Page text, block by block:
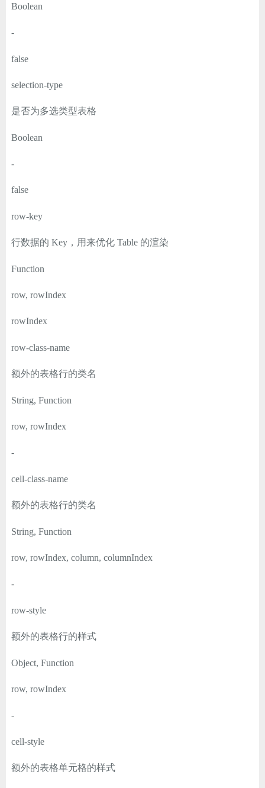
Boolean
-
false
selection-type
是否为多选类型表格
Boolean
-
false
row-key
行数据的 Key，用来优化 Table 的渲染
Function
row, rowIndex
rowIndex
row-class-name
额外的表格行的类名
String, Function
row, rowIndex
-
cell-class-name
额外的表格行的类名
String, Function
row, rowIndex, column, columnIndex
-
row-style
额外的表格行的样式
Object, Function
row, rowIndex
-
cell-style
额外的表格单元格的样式